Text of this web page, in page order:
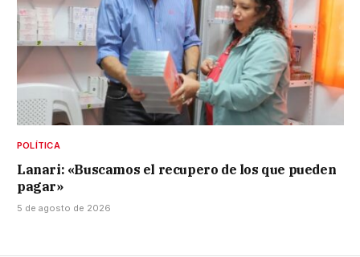
POLÍTICA
Lanari: «Buscamos el recupero de los que pueden
pagar»
5 de agosto de 2026